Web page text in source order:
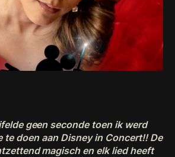
geen seconde toen ik werd
te doen aan Disney in Concert!! De
magisch en elk lied heeft